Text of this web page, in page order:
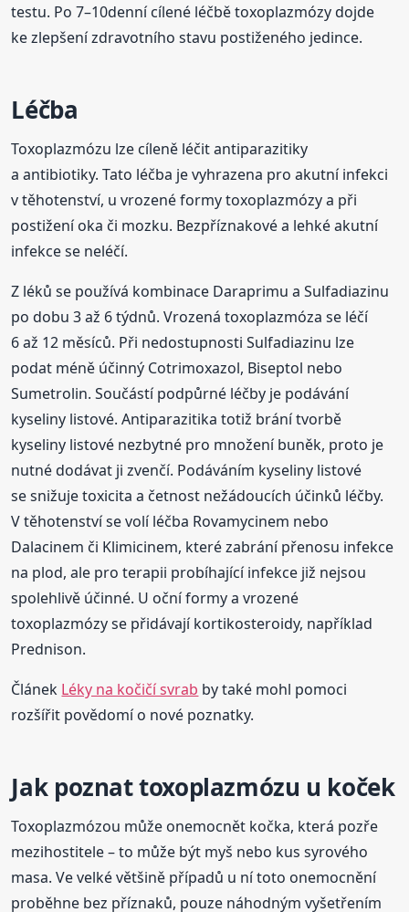
testu. Po 7–10denní cílené léčbě toxoplazmózy dojde
ke zlepšení zdravotního stavu postiženého jedince.
Léčba
Toxoplazmózu lze cíleně léčit antiparazitiky
a antibiotiky. Tato léčba je vyhrazena pro akutní infekci
v těhotenství, u vrozené formy toxoplazmózy a při
postižení oka či mozku. Bezpříznakové a lehké akutní
infekce se neléčí.
Z léků se používá kombinace Daraprimu a Sulfadiazinu
po dobu 3 až 6 týdnů. Vrozená toxoplazmóza se léčí
6 až 12 měsíců. Při nedostupnosti Sulfadiazinu lze
podat méně účinný Cotrimoxazol, Biseptol nebo
Sumetrolin. Součástí podpůrné léčby je podávání
kyseliny listové. Antiparazitika totiž brání tvorbě
kyseliny listové nezbytné pro množení buněk, proto je
nutné dodávat ji zvenčí. Podáváním kyseliny listové
se snižuje toxicita a četnost nežádoucích účinků léčby.
V těhotenství se volí léčba Rovamycinem nebo
Dalacinem či Klimicinem, které zabrání přenosu infekce
na plod, ale pro terapii probíhající infekce již nejsou
spolehlivě účinné. U oční formy a vrozené
toxoplazmózy se přidávají kortikosteroidy, například
Prednison.
Článek Léky na kočičí svrab by také mohl pomoci
rozšířit povědomí o nové poznatky.
Jak poznat toxoplazmózu u koček
Toxoplazmózou může onemocnět kočka, která pozře
mezihostitele – to může být myš nebo kus syrového
masa. Ve velké většině případů u ní toto onemocnění
proběhne bez příznaků, pouze náhodným vyšetřením